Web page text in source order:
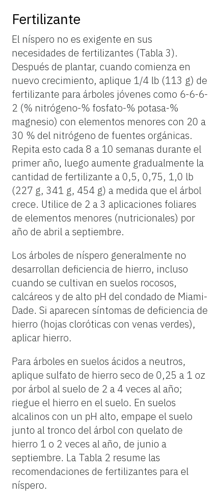
Fertilizante
El níspero no es exigente en sus
necesidades de fertilizantes (Tabla 3).
Después de plantar, cuando comienza en
nuevo crecimiento, aplique 1/4 lb (113 g) de
fertilizante para árboles jóvenes como 6-6-6-
2 (% nitrógeno-% fosfato-% potasa-%
magnesio) con elementos menores con 20 a
30 % del nitrógeno de fuentes orgánicas.
Repita esto cada 8 a 10 semanas durante el
primer año, luego aumente gradualmente la
cantidad de fertilizante a 0,5, 0,75, 1,0 lb
(227 g, 341 g, 454 g) a medida que el árbol
crece. Utilice de 2 a 3 aplicaciones foliares
de elementos menores (nutricionales) por
año de abril a septiembre.
Los árboles de níspero generalmente no
desarrollan deficiencia de hierro, incluso
cuando se cultivan en suelos rocosos,
calcáreos y de alto pH del condado de Miami-
Dade. Si aparecen síntomas de deficiencia de
hierro (hojas cloróticas con venas verdes),
aplicar hierro.
Para árboles en suelos ácidos a neutros,
aplique sulfato de hierro seco de 0,25 a 1 oz
por árbol al suelo de 2 a 4 veces al año;
riegue el hierro en el suelo. En suelos
alcalinos con un pH alto, empape el suelo
junto al tronco del árbol con quelato de
hierro 1 o 2 veces al año, de junio a
septiembre. La Tabla 2 resume las
recomendaciones de fertilizantes para el
níspero.